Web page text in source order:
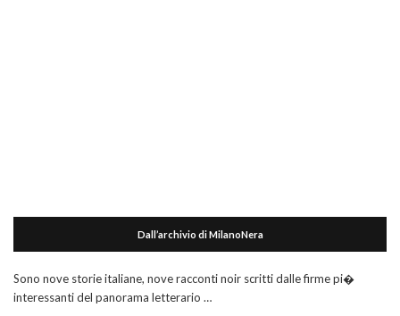
Dall’archivio di MilanoNera
Sono nove storie italiane, nove racconti noir scritti dalle firme pi�
interessanti del panorama letterario …